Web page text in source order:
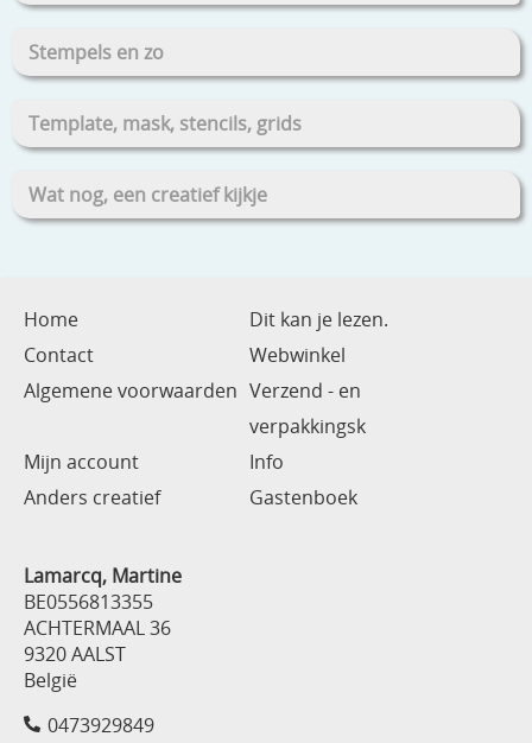
Stempels en zo
Template, mask, stencils, grids
Wat nog, een creatief kijkje
Home
Dit kan je lezen.
Contact
Webwinkel
Algemene voorwaarden Verzend - en
verpakkingsk
Mijn account
Info
Anders creatief
Gastenboek
Lamarcq, Martine
BE0556813355
ACHTERMAAL 36
9320 AALST
België
0473929849